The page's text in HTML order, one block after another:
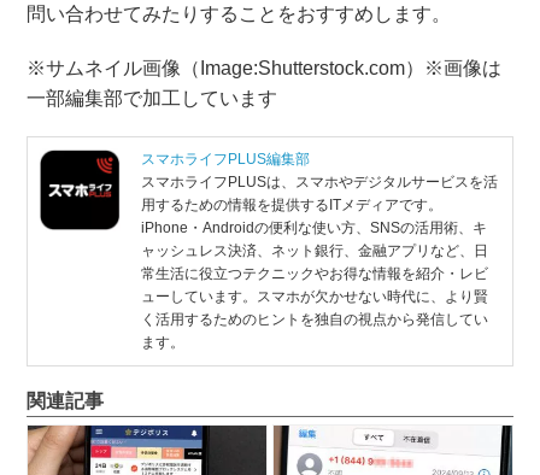
問い合わせてみたりすることをおすすめします。
※サムネイル画像（Image:Shutterstock.com）※画像は
一部編集部で加工しています
スマホライフPLUS編集部
スマホライフPLUSは、スマホやデジタルサービスを活
用するための情報を提供するITメディアです。
iPhone・Androidの便利な使い方、SNSの活用術、キ
ャッシュレス決済、ネット銀行、金融アプリなど、日
常生活に役立つテクニックやお得な情報を紹介・レビ
ューしています。スマホが欠かせない時代に、より賢
く活用するためのヒントを独自の視点から発信してい
ます。
関連記事